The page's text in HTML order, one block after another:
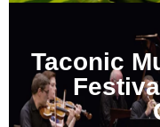
Taconic